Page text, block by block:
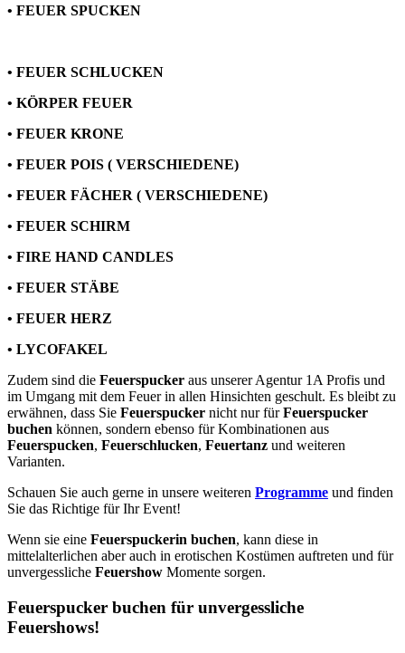
• FEUER SPUCKEN
• FEUER SCHLUCKEN
• KÖRPER FEUER
• FEUER KRONE
• FEUER POIS ( VERSCHIEDENE)
• FEUER FÄCHER ( VERSCHIEDENE)
• FEUER SCHIRM
• FIRE HAND CANDLES
• FEUER STÄBE
• FEUER HERZ
• LYCOFAKEL
Zudem sind die Feuerspucker aus unserer Agentur 1A Profis und
im Umgang mit dem Feuer in allen Hinsichten geschult. Es bleibt zu
erwähnen, dass Sie Feuerspucker nicht nur fürFeuerspucker
buchen können, sondern ebenso für Kombinationen aus
Feuerspucken, Feuerschlucken, Feuertanz und weiteren
Varianten.
Schauen Sie auch gerne in unsere weiteren Programme und finden
Sie das Richtige für Ihr Event!
Wenn sie eine Feuerspuckerin buchen, kann diese in
mittelalterlichen aber auch in erotischen Kostümen auftreten und für
unvergessliche Feuershow Momente sorgen.
Feuerspucker buchen für unvergessliche
Feuershows!